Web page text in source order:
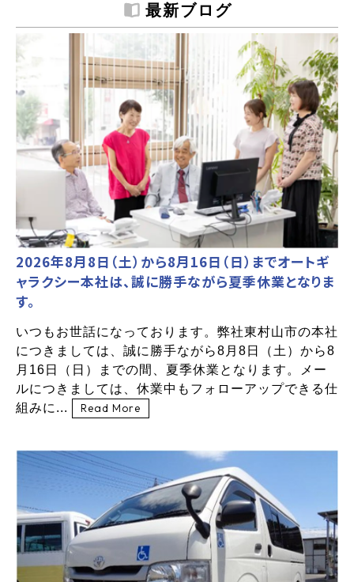
最新ブログ
2026年8月8日（土）から8月16日（日）までオートギ
ャラクシー本社は、誠に勝手ながら夏季休業となりま
す。
いつもお世話になっております。弊社東村山市の本社
につきましては、誠に勝手ながら8月8日（土）から8
月16日（日）までの間、夏季休業となります。メー
ルにつきましては、休業中もフォローアップできる仕
組みに...
Read More